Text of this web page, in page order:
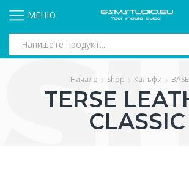
МЕНЮ
input
Начало Shop Калъфи
TERSE
CLASSIC